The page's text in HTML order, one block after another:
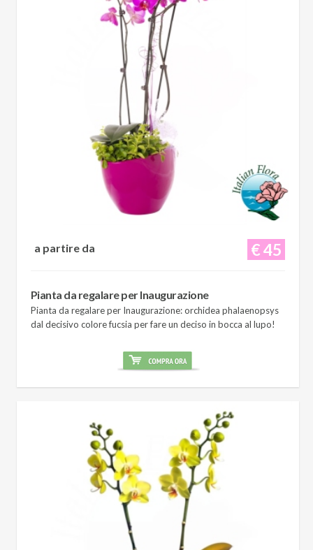
€ 45
a partire da
Pianta da regalare per Inaugurazione
Pianta da regalare per Inaugurazione: orchidea phalaenopsys
dal decisivo colore fucsia per fare un deciso in bocca al lupo!